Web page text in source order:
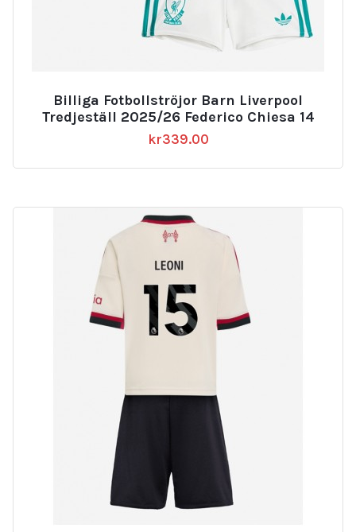
Billiga Fotbollströjor Barn Liverpool
Tredjeställ 2025/26 Federico Chiesa 14
kr339.00